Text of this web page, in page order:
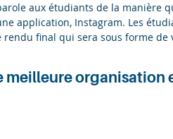
aux étudiants de la manière
application, Instagram. Les
final qui sera sous forme de
meilleure organisation